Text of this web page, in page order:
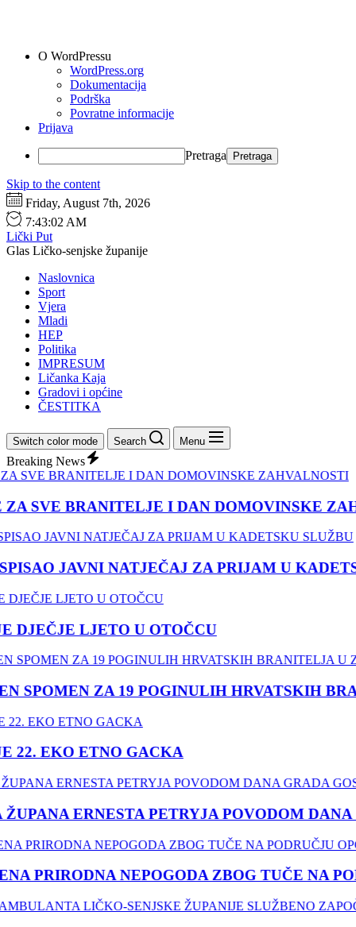
O WordPressu
WordPress.org
Dokumentacija
Podrška
Povratne informacije
Prijava
Pretraga
Skip to the content
Friday, August 7th, 2026
7:43:03 AM
Lički Put
Glas Ličko-senjske županije
Naslovnica
Sport
Vjera
Mladi
HEP
Politika
IMPRESUM
Ličanka Kaja
Gradovi i općine
ČESTITKA
Switch color mode Search Menu
Breaking News
SVE BRANITELJE I DAN DOMOVINSKE
JAVNI NATJEČAJ ZA PRIJAM U
LJETO U OTOČCU
SPOMEN ZA 19 POGINULIH HRVATSKIH
EKO ETNO GACKA
ERNESTA PETRYJA POVODOM DANA
PRIRODNA NEPOGODA ZBOG TUČE NA